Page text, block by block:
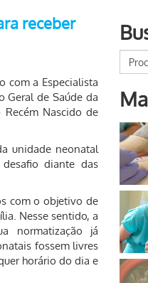
receber
com a Especialista
Geral de Saúde da
Nascido de
unidade neonatal
diante das
com o objetivo de
Nesse sentido, a
normatização já
fossem livres
horário do dia e